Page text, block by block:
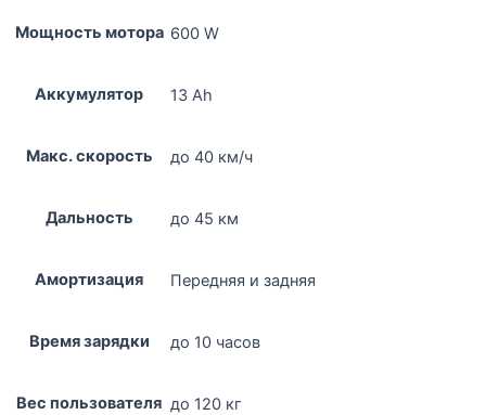
Мощность мотора 600 W
Аккумулятор 13 Ah
Макс. скорость до 40 км/ч
Дальность до 45 км
Амортизация Передняя и задняя
Время зарядки до 10 часов
Вес пользователя до 120 кг